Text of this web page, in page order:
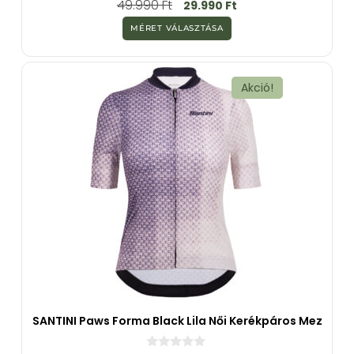
a
5
-
b
ő
l
49.990Ft 29.990 Ft
MÉRET VÁLASZTÁSA
Akció!
SANTINI Paws Forma Black Lila Női Kerékpáros Mez